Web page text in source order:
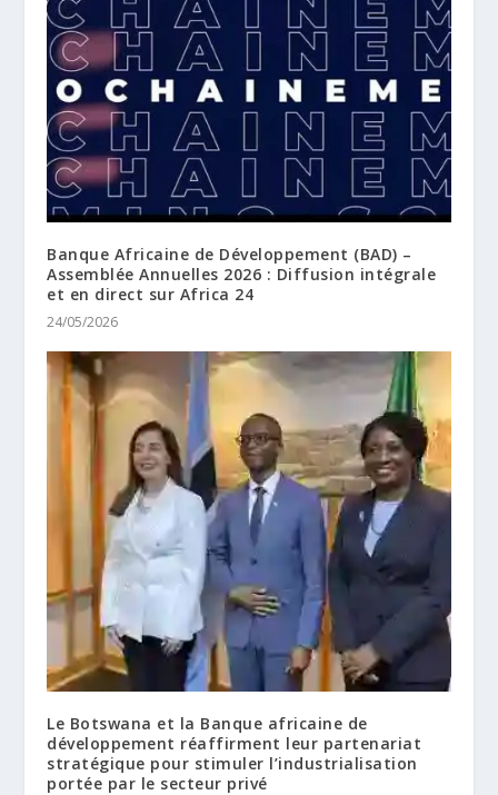
Banque Africaine de Développement (BAD) –
Assemblée Annuelles 2026 : Diffusion intégrale
et en direct sur Africa 24
24/05/2026
Le Botswana et la Banque africaine de
développement réaffirment leur partenariat
stratégique pour stimuler l’industrialisation
portée par le secteur privé